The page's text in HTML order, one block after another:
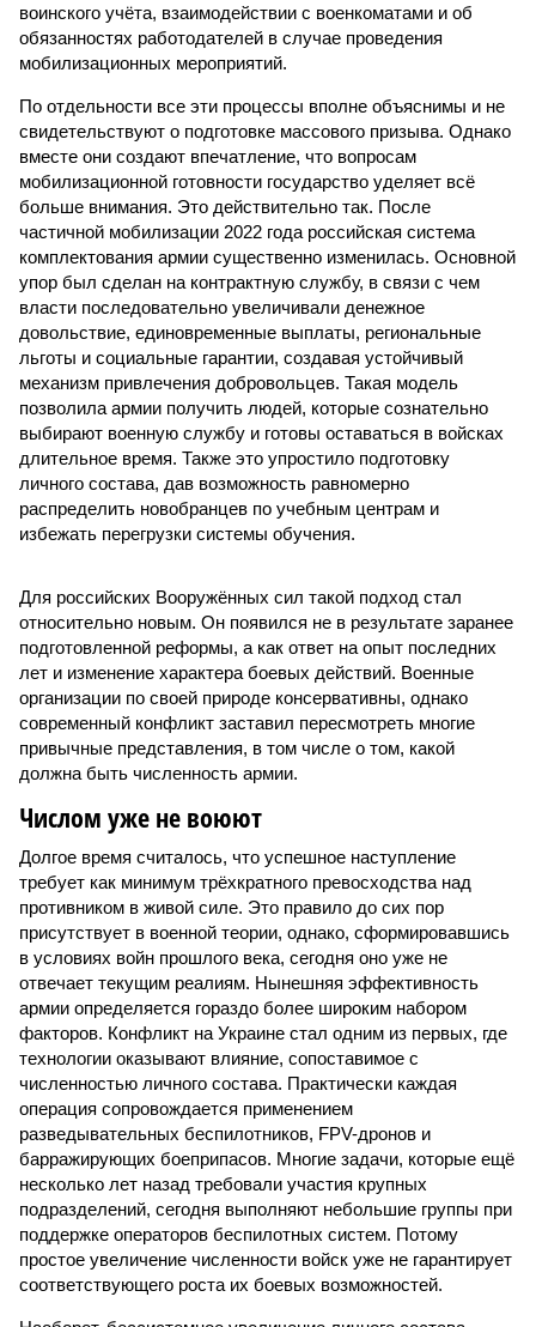
воинского учёта, взаимодействии с военкоматами и об
обязанностях работодателей в случае проведения
мобилизационных мероприятий.
По отдельности все эти процессы вполне объяснимы и не
свидетельствуют о подготовке массового призыва. Однако
вместе они создают впечатление, что вопросам
мобилизационной готовности государство уделяет всё
больше внимания. Это действительно так. После
частичной мобилизации 2022 года российская система
комплектования армии существенно изменилась. Основной
упор был сделан на контрактную службу, в связи с чем
власти последовательно увеличивали денежное
довольствие, единовременные выплаты, региональные
льготы и социальные гарантии, создавая устойчивый
механизм привлечения добровольцев. Такая модель
позволила армии получить людей, которые сознательно
выбирают военную службу и готовы оставаться в войсках
длительное время. Также это упростило подготовку
личного состава, дав возможность равномерно
распределить новобранцев по учебным центрам и
избежать перегрузки системы обучения.
Для российских Вооружённых сил такой подход стал
относительно новым. Он появился не в результате заранее
подготовленной реформы, а как ответ на опыт последних
лет и изменение характера боевых действий. Военные
организации по своей природе консервативны, однако
современный конфликт заставил пересмотреть многие
привычные представления, в том числе о том, какой
должна быть численность армии.
Числом уже не воюют
Долгое время считалось, что успешное наступление
требует как минимум трёхкратного превосходства над
противником в живой силе. Это правило до сих пор
присутствует в военной теории, однако, сформировавшись
в условиях войн прошлого века, сегодня оно уже не
отвечает текущим реалиям. Нынешняя эффективность
армии определяется гораздо более широким набором
факторов. Конфликт на Украине стал одним из первых, где
технологии оказывают влияние, сопоставимое с
численностью личного состава. Практически каждая
операция сопровождается применением
разведывательных беспилотников, FPV-дронов и
барражирующих боеприпасов. Многие задачи, которые ещё
несколько лет назад требовали участия крупных
подразделений, сегодня выполняют небольшие группы при
поддержке операторов беспилотных систем. Потому
простое увеличение численности войск уже не гарантирует
соответствующего роста их боевых возможностей.